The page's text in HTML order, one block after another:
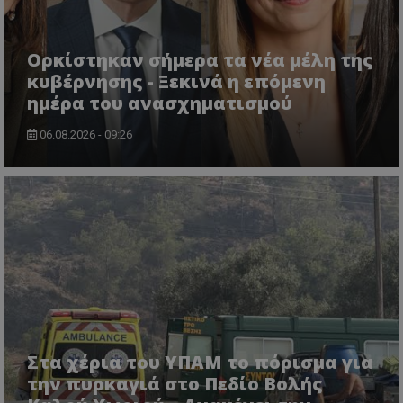
Ορκίστηκαν σήμερα τα νέα μέλη της
κυβέρνησης - Ξεκινά η επόμενη
ημέρα του ανασχηματισμού
06.08.2026 - 09:26
Στα χέρια του ΥΠΑΜ το πόρισμα για
την πυρκαγιά στο Πεδίο Βολής
VISITOR_PRIVACY_METADATA
YouTube
.youtube.com